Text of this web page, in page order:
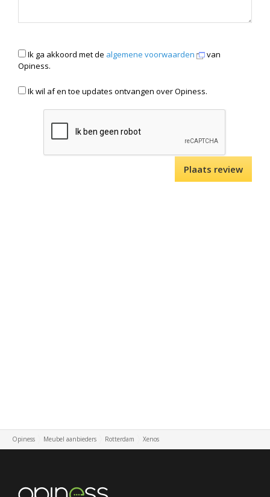
Ik ga akkoord met de algemene voorwaarden
van
Opiness.
Ik wil af en toe updates ontvangen over Opiness.
Opiness Meubel aanbieders Rotterdam Xenos